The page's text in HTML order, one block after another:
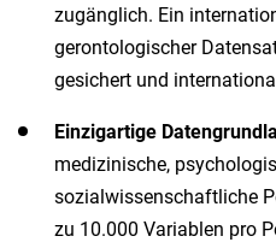
zugänglich. Ein
gerontologischer
gesichert und
Einzigartige
medizinische,
sozialwissenschaftliche
zu 10.000 Variablen pro